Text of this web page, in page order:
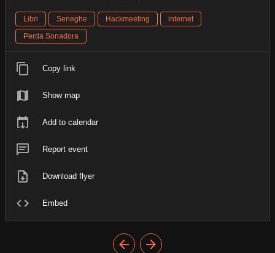
Libri Seneghe Hackmeeting
internet
Perda Sonadora
Copy link
Show map
Add to calendar
Report event
Download flyer
Embed